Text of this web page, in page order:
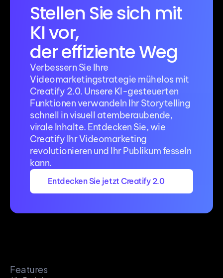
Stellen Sie sich mit
KI vor,
der effiziente Weg
Verbessern Sie Ihre
Videomarketingstrategie mühelos mit
Creatify 2.0. Unsere KI-gesteuerten
Funktionen verwandeln Ihr Storytelling
schnell in visuell atemberaubende,
virale Inhalte. Entdecken Sie, wie
Creatify Ihr Videomarketing
revolutionieren und Ihr Publikum fesseln
kann.
Entdecken Sie jetzt Creatify 2.0
Features